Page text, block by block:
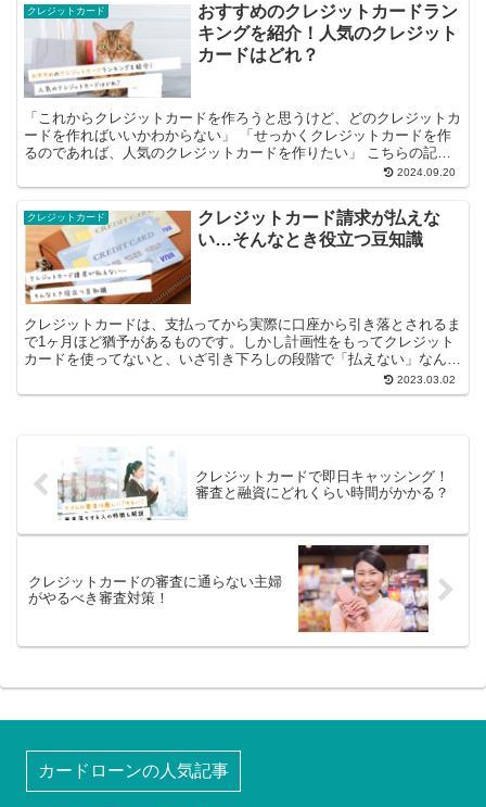
クレジットカード
おすすめのクレジットカードラン
キングを紹介！人気のクレジット
カードはどれ？
「これからクレジットカードを作ろうと思うけど、どのクレジットカ
ードを作ればいいかわからない」 「せっかくクレジットカードを作
るのであれば、人気のクレジットカードを作りたい」 こちらの記事
2024.09.20
クレジットカード
クレジットカード請求が払えな
い…そんなとき役立つ豆知識
クレジットカードは、支払ってから実際に口座から引き落とされるま
で1ヶ月ほど猶予があるものです。しかし計画性をもってクレジット
カードを使ってないと、いざ引き下ろしの段階で「払えない」なんて
2023.03.02
クレジットカードで即日キャッシング！
審査と融資にどれくらい時間がかかる？
クレジットカードの審査に通らない主婦
がやるべき審査対策！
カードローンの人気記事